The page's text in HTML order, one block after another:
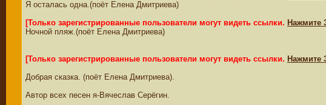
Я осталась одна.(поёт Елена Дмитриева)
[Только зарегистрированные пользователи могут видеть ссылки. Нажмите
Ночной пляж.(поёт Елена Дмитриева)
[Только зарегистрированные пользователи могут видеть ссылки. Нажмите
Добрая сказка. (поёт Елена Дмитриева).
Автор всех песен я-Вячеслав Серёгин.